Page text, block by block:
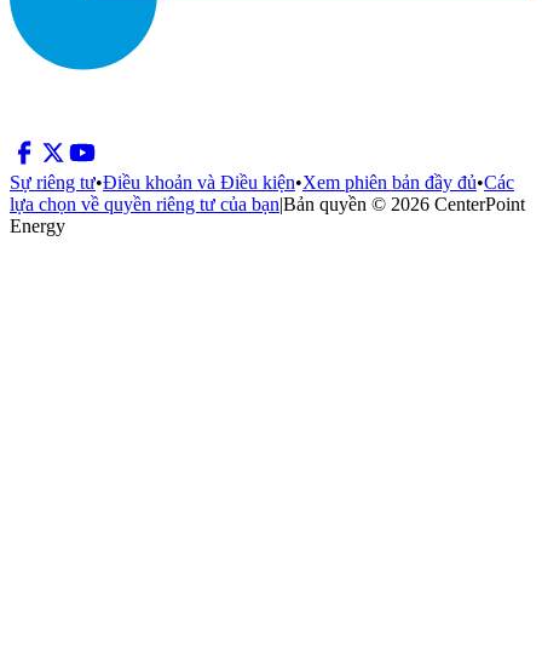
Sự riêng tư•Điều khoản và Điều kiện•Xem phiên bản đầy đủ•Các
lựa chọn về quyền riêng tư của bạn|Bản quyền © 2026 CenterPoint
Energy